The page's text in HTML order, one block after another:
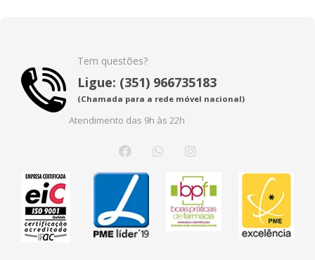
Tem questões?
Ligue: (351) 966735183
(Chamada para a rede móvel nacional)
Atendimento das 9h às 22h